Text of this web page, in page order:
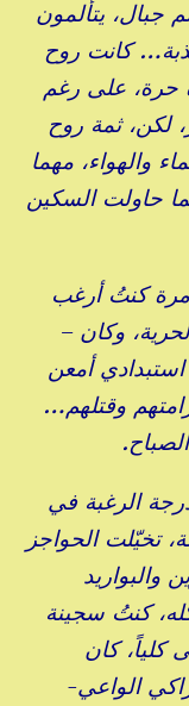
جبال، يتألمون
كانت روح
حرة، على رغم
لكن، ثمة روح
والهواء، مهما
حاولت السكين
كنتُ أرغب
وكان –
أمعن
وقتلهم…
الرغبة في
تخيّلت الحواجز
والبواريد
كنتُ سجينة
كلياً، كان
الواعي-